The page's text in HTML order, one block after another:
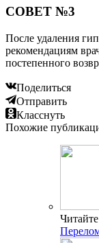
СОВЕТ №3
После удаления
рекомендациям
постепенного
Поделиться
Отправить
Класснуть
Похожие